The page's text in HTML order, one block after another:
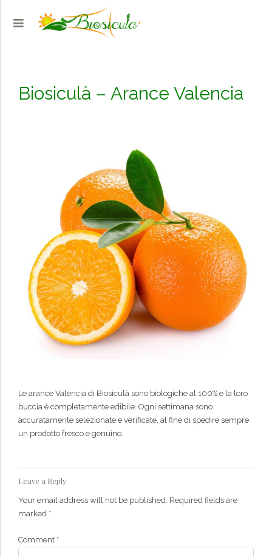
Biosiculà – Arance Valencia
Le arance Valencia di Biosiculà sono biologiche al 100% e la loro
buccia è completamente edibile. Ogni settimana sono
accuratamente selezionate e verificate, al fine di spedire sempre
un prodotto fresco e genuino.
Leave a Reply
Your email address will not be published. Required fields are
marked *
Comment *